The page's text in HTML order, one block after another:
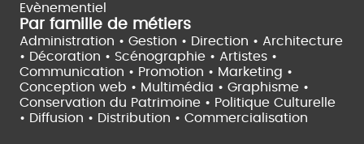
Evènementiel
Par famille de métiers
Administration • Gestion • Direction • Architecture
• Décoration • Scénographie • Artistes •
Communication • Promotion • Marketing •
Conception web • Multimédia • Graphisme •
Conservation du Patrimoine • Politique Culturelle
• Diffusion • Distribution • Commercialisation